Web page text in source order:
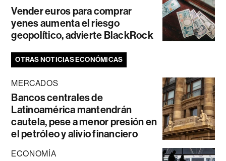
Vender euros para comprar
yenes aumenta el riesgo
geopolítico, advierte BlackRock
OTRAS NOTICIAS ECONÓMICAS
MERCADOS
Bancos centrales de
Latinoamérica mantendrán
cautela, pese a menor presión en
el petróleo y alivio financiero
ECONOMÍA